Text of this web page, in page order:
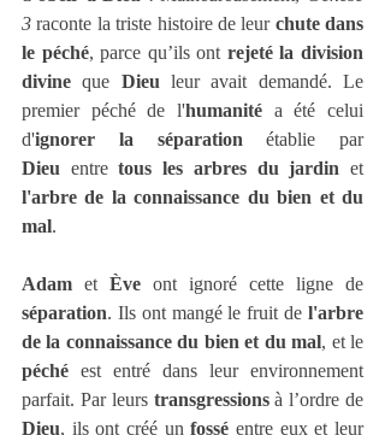
3 raconte la triste histoire de leur chute dans
le péché, parce qu’ils ont rejeté la division
divine que Dieu leur avait demandé. Le
premier péché de l'humanité a été celui
d'ignorer la séparation
établie par
Dieu entre tous les arbres du jardin
l'arbre de la connaissance du bien et du
mal.
Adam et Ève
séparation. Ils ont mangé le fruit de l'arbre
de la connaissance du bien et du mal
péché est entré dans leur environnement
parfait. Par leurs transgressions
Dieu, ils ont créé un fossé
entre eux et leur